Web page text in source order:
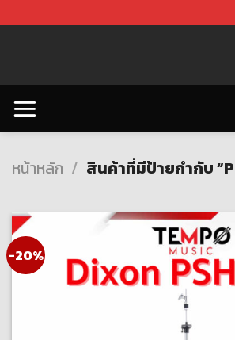
to
หน้าหลัก / สินค้าที่มีป้ายกำกับ
-20%